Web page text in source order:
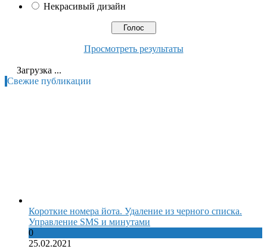
Некрасивый дизайн
Просмотреть результаты
Загрузка ...
Свежие публикации
Короткие номера йота. Удаление из черного списка.
Управление SMS и минутами
0
25.02.2021